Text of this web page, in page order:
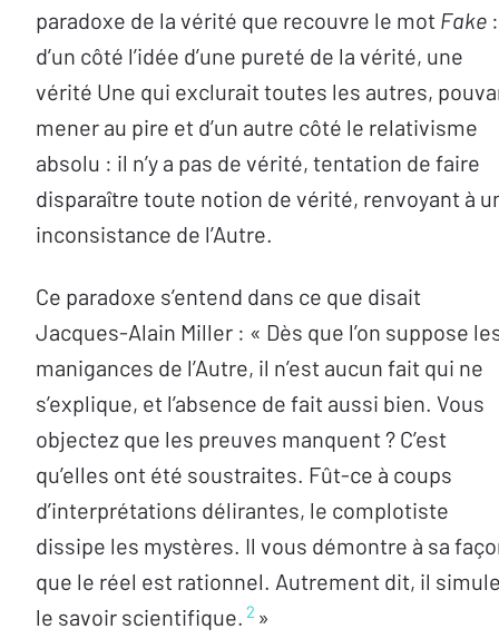
paradoxe de la vérité que recouvre le mot Fake :
d’un côté l’idée d’une pureté de la vérité, une
vérité Une qui exclurait toutes les autres,
mener au pire et d’un autre côté le relativisme
absolu : il n’y a pas de vérité, tentation de faire
disparaître toute notion de vérité, renvoyant à
inconsistance de l’Autre.
Ce paradoxe s’entend dans ce que disait
Jacques-Alain Miller : « Dès que l’on suppose
manigances de l’Autre, il n’est aucun fait qui ne
s’explique, et l’absence de fait aussi bien. Vous
objectez que les preuves manquent ? C’est
qu’elles ont été soustraites. Fût-ce à coups
d’interprétations délirantes, le complotiste
dissipe les mystères. Il vous démontre à sa
que le réel est rationnel. Autrement dit, il
le savoir scientifique. 2 »